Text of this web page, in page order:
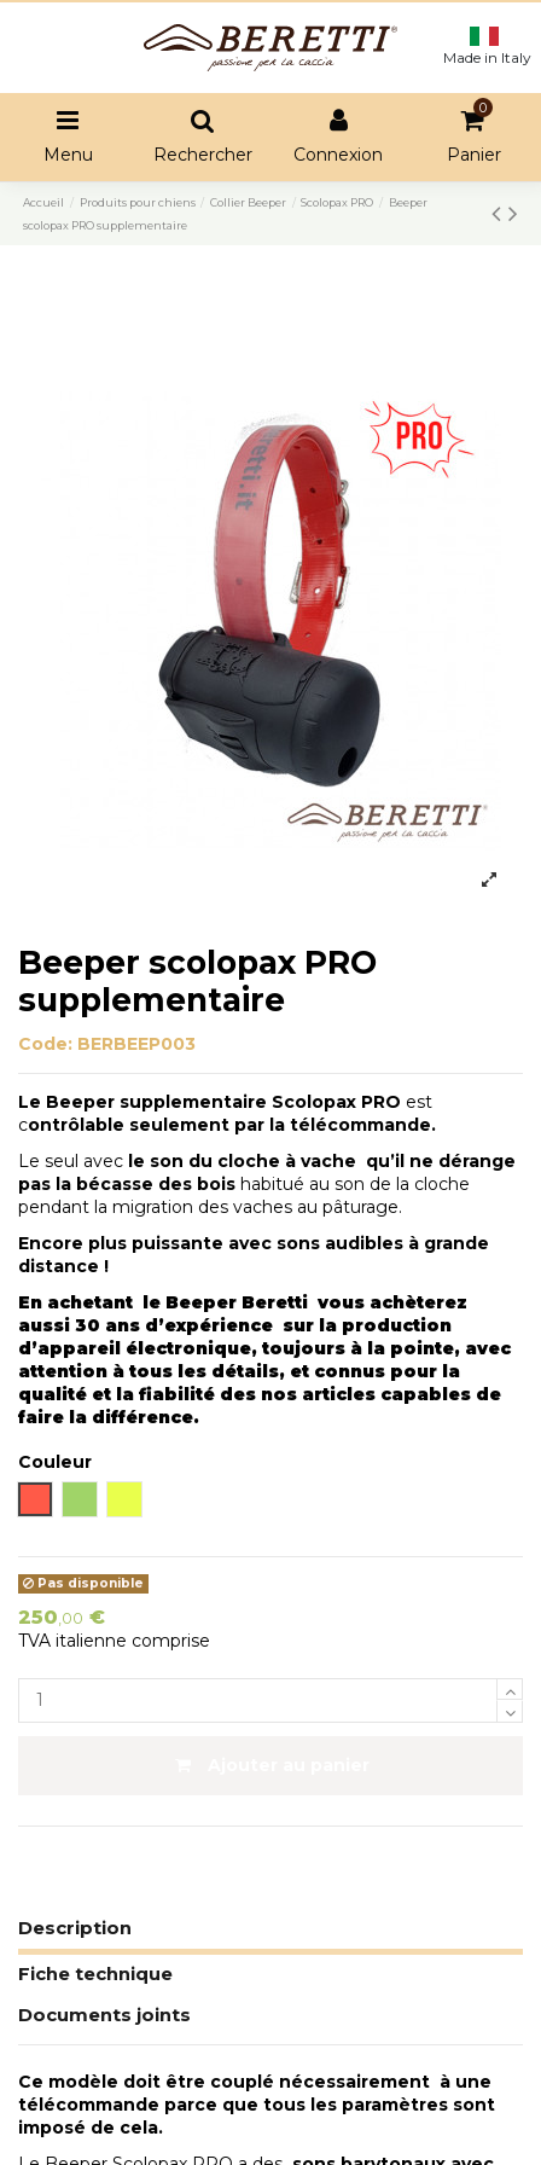
Made in Italy
Menu Rechercher Connexion
0
Panier
Accueil Produits pour chiens Collier Beeper Scolopax PRO
Beeper
scolopax PRO supplementaire
Beeper scolopax PRO
supplementaire
Code: BERBEEP003
Le Beeper supplementaire Scolopax PRO est
contrôlable seulement par la télécommande.
Le seul avec le son du cloche à vache qu’il ne dérange
pas la bécasse des bois habitué au son de la cloche
pendant la migration des vaches au pâturage.
Encore plus puissante avec sons audibles à grande
distance !
En achetant le Beeper Beretti vous achèterez
aussi 30 ans d’expérience sur la production
d’appareil électronique, toujours à la pointe, avec
attention à tous les détails, et connus pour la
qualité et la fiabilité des nos articles capables de
faire la différence.
Couleur
Pas disponible
250 ,00 €
TVA italienne comprise
Description
Fiche technique
Documents joints
Ce modèle doit être couplé nécessairement à une
télécommande parce que tous les paramètres sont
imposé de cela.